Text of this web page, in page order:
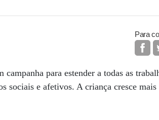
Para
para estender a todas as
sociais e afetivos. A criança cresce